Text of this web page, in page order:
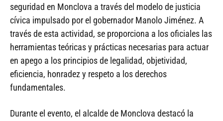
seguridad en Monclova a través del modelo de justicia
cívica impulsado por el gobernador Manolo Jiménez. A
través de esta actividad, se proporciona a los oficiales las
herramientas teóricas y prácticas necesarias para actuar
en apego a los principios de legalidad, objetividad,
eficiencia, honradez y respeto a los derechos
fundamentales.
Durante el evento, el alcalde de Monclova destacó la